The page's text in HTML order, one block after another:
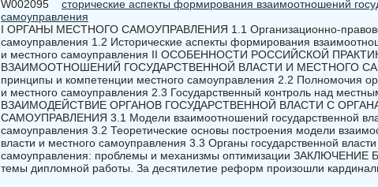
W002095 сторические аспекты формирования взаимоотношений
самоуправления
I ОРГАНЫ МЕСТНОГО САМОУПРАВЛЕНИЯ 1.1 Организационно-правовой
самоуправления 1.2 Исторические аспекты формирования
и местного самоуправления II ОСОБЕННОСТИ РОССИЙСКОЙ
ВЗАИМООТНОШЕНИЙ ГОСУДАРСТВЕННОЙ ВЛАСТИ И МЕСТНОГО
принципы и компетенции местного самоуправления 2.2 Полномочия
и местного самоуправления 2.3 Государственный контроль над
ВЗАИМОДЕЙСТВИЕ ОРГАНОВ ГОСУДАРСТВЕННОЙ ВЛАСТИ С
САМОУПРАВЛЕНИЯ 3.1 Модели взаимоотношений государственной
самоуправления 3.2 Теоретические основы построения модели
власти и местного самоуправления 3.3 Органы государственной
самоуправления: проблемы и механизмы оптимизации ЗАКЛЮЧЕНИЕ
темы дипломной работы. За десятилетие реформ произошли